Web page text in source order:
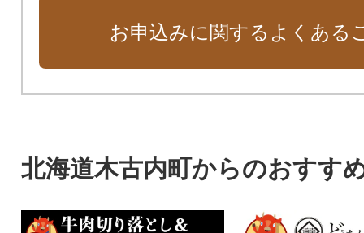
お申込みに関するよくある
北海道木古内町からのおすす